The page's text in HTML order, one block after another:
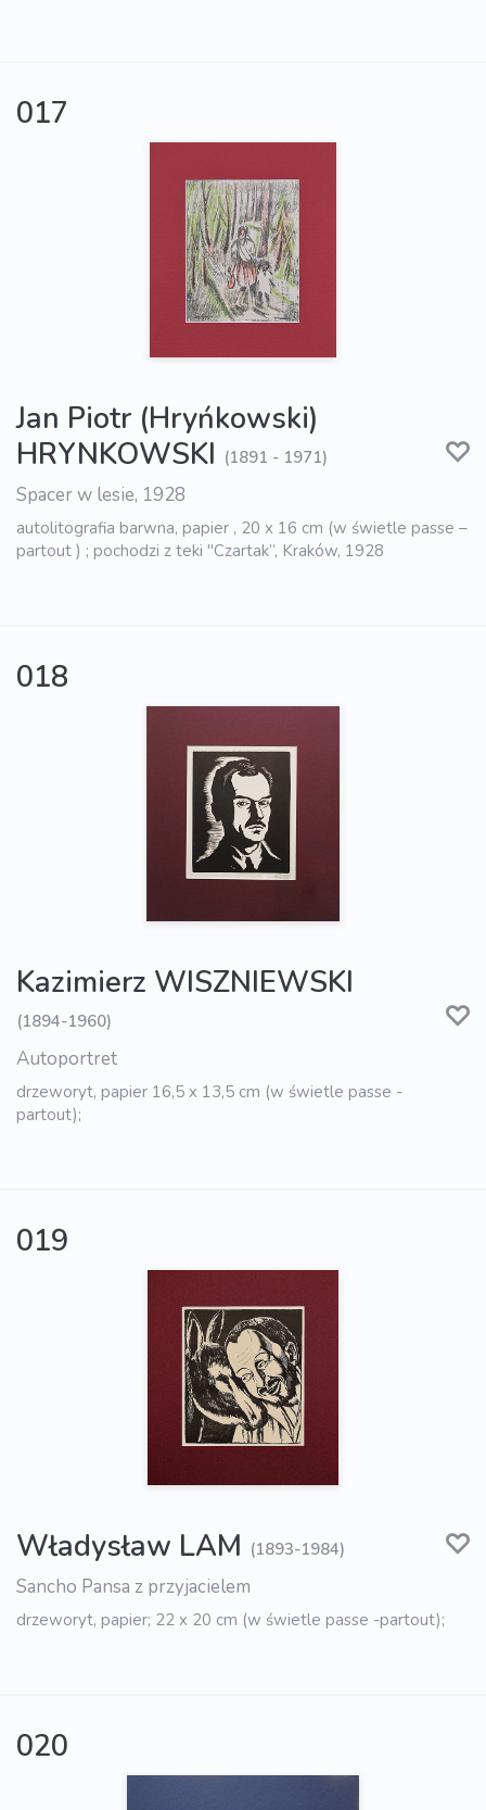
017
Jan Piotr (Hryńkowski)
HRYNKOWSKI (1891 - 1971)
Spacer w lesie, 1928
autolitografia barwna, papier , 20 x 16 cm (w świetle passe –
partout ) ; pochodzi z teki "Czartak”, Kraków, 1928
018
Kazimierz WISZNIEWSKI
(1894-1960)
Autoportret
drzeworyt, papier 16,5 x 13,5 cm (w świetle passe -
partout);
019
Władysław LAM (1893-1984)
Sancho Pansa z przyjacielem
drzeworyt, papier; 22 x 20 cm (w świetle passe -partout);
020